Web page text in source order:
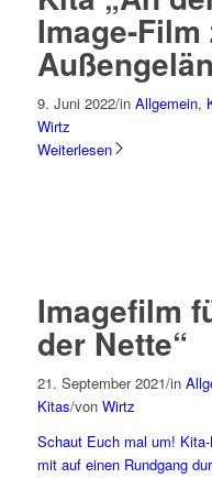
Image-
9. Juni 2022/in Allgemein,
Wirtz
Weiterlesen
Imagefilm
der Nette“
21. September 2021/in
Kitas/von Wirtz
Schaut Euch mal um!
mit auf einen Rundgang